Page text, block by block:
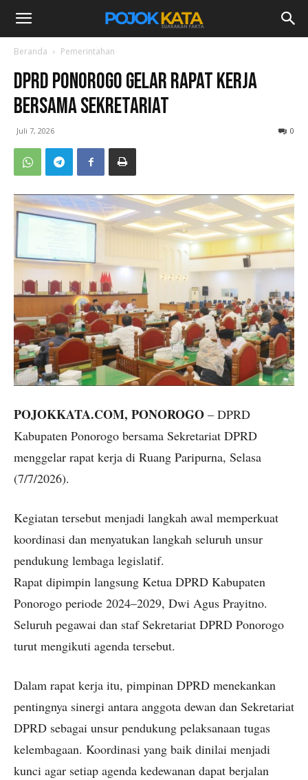
Beranda Pemerintahan
DPRD Ponorogo Gelar Rapat Kerja
bersama Sekretariat
Juli 7, 2026 0
POJOKKATA.COM, PONOROGO – DPRD
Kabupaten Ponorogo bersama Sekretariat DPRD
menggelar rapat kerja di Ruang Paripurna, Selasa
(7/7/2026).
Kegiatan tersebut menjadi langkah awal memperkuat
koordinasi dan menyatukan langkah seluruh unsur
pendukung lembaga legislatif.
Rapat dipimpin langsung Ketua DPRD Kabupaten
Ponorogo periode 2024–2029, Dwi Agus Prayitno.
Seluruh pegawai dan staf Sekretariat DPRD Ponorogo
turut mengikuti agenda tersebut.
Dalam rapat kerja itu, pimpinan DPRD menekankan
pentingnya sinergi antara anggota dewan dan Sekretariat
DPRD sebagai unsur pendukung pelaksanaan tugas
kelembagaan. Koordinasi yang baik dinilai menjadi
kunci agar setiap agenda kedewanan dapat berjalan